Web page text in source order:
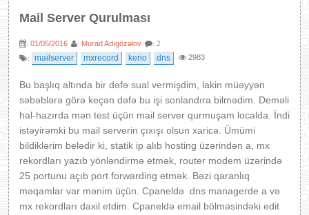
XƏBƏRLƏR
Mail Server Qurulması
: 01/05/2016 : Murad Adıgözəlov
: 2
:
mailserver mxrecord kerio dns 2983
Bu başlıq altında bir dəfə sual vermişdim, lakin müəyyən
səbəblərə görə keçən dəfə bu işi sonlandıra bilmədim. Deməli
hal-hazırda mən test üçün mail server qurmuşam localda. İndi
istəyirəmki bu mail serverin çıxışı olsun xaricə. Ümümi
bildiklərim belədir ki, statik ip alıb hosting üzərindən a, mx
rekordları yazıb yönləndirmə etmək, router modem üzərində
25 portunu açıb port forwarding etmək. Bəzi qaranlıq
məqamlar var mənim üçün. Cpaneldə dns managerde a və
mx rekordları daxil etdim. Cpaneldə email bölməsindəki edit